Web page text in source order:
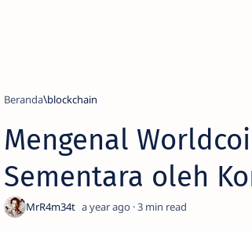
Beranda blockchain
Mengenal
Sementara oleh
a year ago 3